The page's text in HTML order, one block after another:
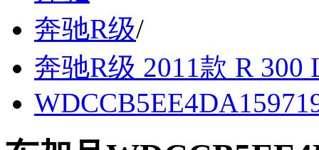
奔驰R级/
奔驰R级 2011款 R 300